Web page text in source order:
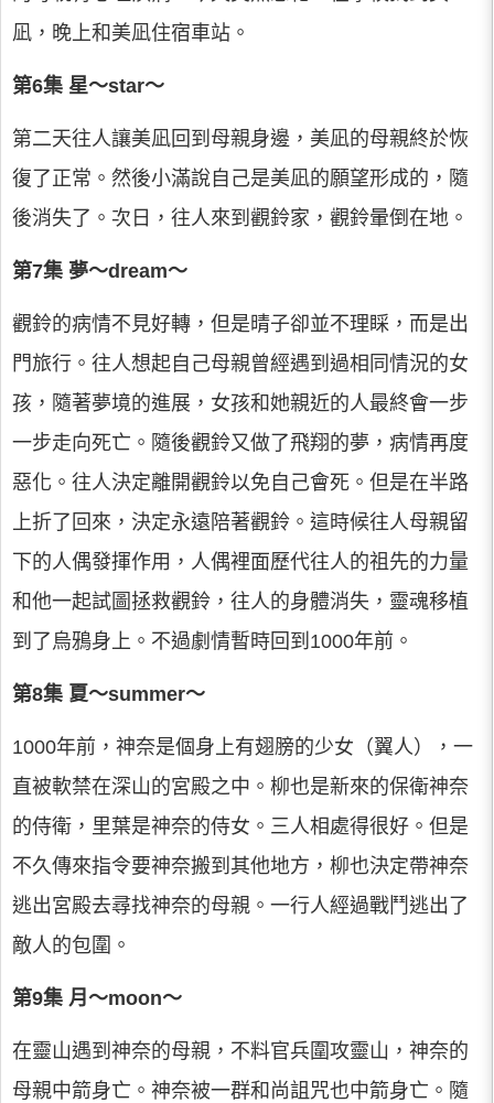
凪，晚上和美凪住宿車站。
第6集 星～star～
第二天往人讓美凪回到母親身邊，美凪的母親終於恢
復了正常。然後小滿說自己是美凪的願望形成的，隨
後消失了。次日，往人來到觀鈴家，觀鈴暈倒在地。
第7集 夢～dream～
觀鈴的病情不見好轉，但是晴子卻並不理睬，而是出
門旅行。往人想起自己母親曾經遇到過相同情況的女
孩，隨著夢境的進展，女孩和她親近的人最終會一步
一步走向死亡。隨後觀鈴又做了飛翔的夢，病情再度
惡化。往人決定離開觀鈴以免自己會死。但是在半路
上折了回來，決定永遠陪著觀鈴。這時候往人母親留
下的人偶發揮作用，人偶裡面歷代往人的祖先的力量
和他一起試圖拯救觀鈴，往人的身體消失，靈魂移植
到了烏鴉身上。不過劇情暫時回到1000年前。
第8集 夏～summer～
1000年前，神奈是個身上有翅膀的少女（翼人），一
直被軟禁在深山的宮殿之中。柳也是新來的保衛神奈
的侍衛，里葉是神奈的侍女。三人相處得很好。但是
不久傳來指令要神奈搬到其他地方，柳也決定帶神奈
逃出宮殿去尋找神奈的母親。一行人經過戰鬥逃出了
敵人的包圍。
第9集 月～moon～
在靈山遇到神奈的母親，不料官兵圍攻靈山，神奈的
母親中箭身亡。神奈被一群和尚詛咒也中箭身亡。隨